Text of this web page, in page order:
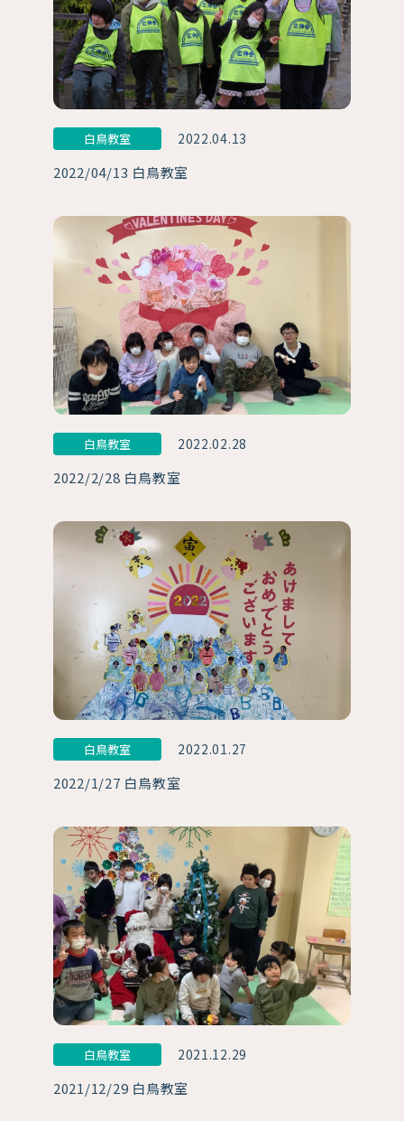
白鳥教室 2022.04.13
2022/04/13 白鳥教室
白鳥教室 2022.02.28
2022/2/28 白鳥教室
白鳥教室 2022.01.27
2022/1/27 白鳥教室
白鳥教室 2021.12.29
2021/12/29 白鳥教室